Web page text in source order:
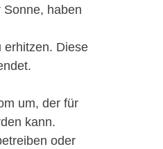
haben
erhitzen. Diese
um, der für
kann.
oder